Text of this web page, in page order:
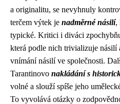
a originalitu, se nevyhnuly
terčem výtek je nadměrné násilí,
typické. Kritici i diváci
která podle nich trivializuje násilí
vnímání násilí ve společnosti.
Tarantinovo nakládání s
volné a slouží spíše jeho
To vyvolává otázky o